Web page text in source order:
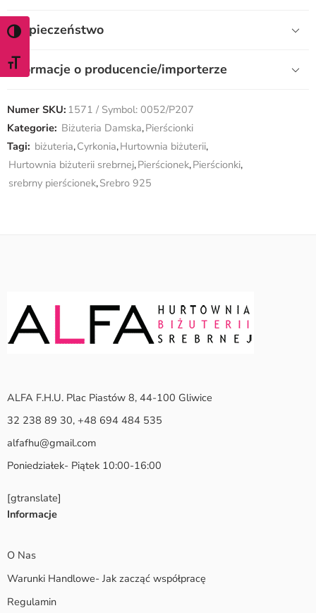
WŁĄCZ TRYB WYSOKIEGO KONTRASTU
ZMIEŃ ROZMIAR CZCIONKI
Bezpieczeństwo
Informacje o producencie/importerze
Numer SKU: 1571 / Symbol: 0052/P207
Kategorie: Biżuteria Damska,Pierścionki
Tagi: biżuteria,Cyrkonia,Hurtownia biżuterii,
Hurtownia biżuterii srebrnej,Pierścionek,Pierścionki,
srebrny pierścionek,Srebro 925
ALFA F.H.U. Plac Piastów 8, 44-100 Gliwice
32 238 89 30, +48 694 484 535
alfafhu@gmail.com
Poniedziałek- Piątek 10:00-16:00
[gtranslate]
Informacje
O Nas
Warunki Handlowe- Jak zacząć współpracę
Regulamin